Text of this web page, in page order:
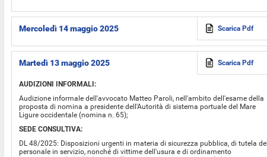
Mercoledì 14 maggio 2025 Scarica Pdf
Martedì 13 maggio 2025 Scarica Pdf
AUDIZIONI INFORMALI:
Audizione informale dell'avvocato Matteo Paroli, nell'ambito dell'esame della
proposta di nomina a presidente dell'Autorità di sistema portuale del Mare
Ligure occidentale (nomina n. 65);
SEDE CONSULTIVA:
DL 48/2025: Disposizioni urgenti in materia di sicurezza pubblica, di tutela del
personale in servizio, nonché di vittime dell'usura e di ordinamento